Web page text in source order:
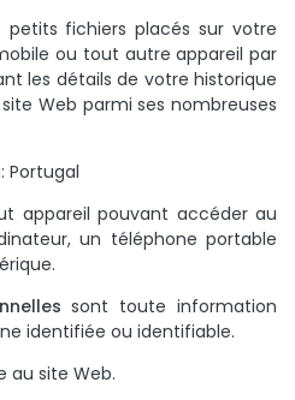
petits fichiers placés sur votre
ou tout autre appareil par
les détails de votre historique
Web parmi ses nombreuses
Portugal
appareil pouvant accéder au
un téléphone portable
sont toute information
identifiée ou identifiable.
au site Web.